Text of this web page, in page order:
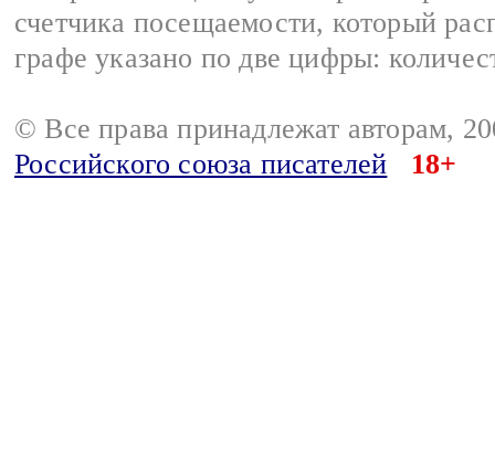
счетчика посещаемости, который
графе указано по две цифры:
© Все права принадлежат авторам,
Российского союза писателей
18+